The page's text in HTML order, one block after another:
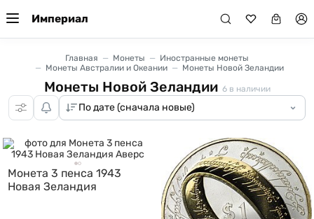
Империал
Главная Монеты
Иностранные монеты
Монеты Австралии и Океании
Монеты Новой Зеландии
Монеты Новой Зеландии 6в наличии
Монета 3 пенса 1943
Новая Зеландия